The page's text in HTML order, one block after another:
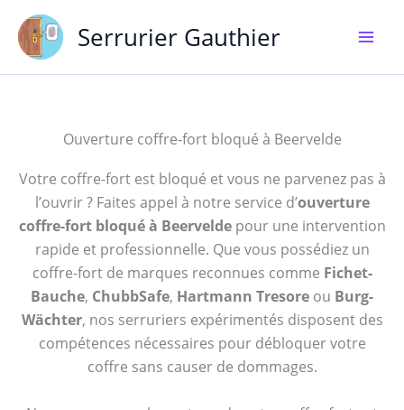
contenu
Serrurier Gauthier
Ouverture coffre-fort bloqué à Beervelde
Votre coffre-fort est bloqué et vous ne parvenez pas à
l’ouvrir ? Faites appel à notre service d’ouverture
coffre-fort bloqué à Beerveldepour une intervention
rapide et professionnelle. Que vous possédiez un
coffre-fort de marques reconnues comme Fichet-
Bauche, ChubbSafe, Hartmann Tresore ou Burg-
Wächter, nos serruriers expérimentés disposent des
compétences nécessaires pour débloquer votre
coffre sans causer de dommages.